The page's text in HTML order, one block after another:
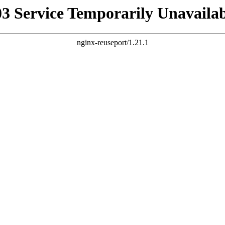
Service Temporarily
nginx-reuseport/1.21.1